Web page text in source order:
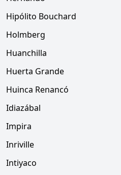
Hipólito Bouchard
Holmberg
Huanchilla
Huerta Grande
Huinca Renancó
Idiazábal
Impira
Inriville
Intiyaco